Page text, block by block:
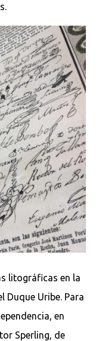
litográficas en la
Duque Uribe. Para
en
Sperling, de